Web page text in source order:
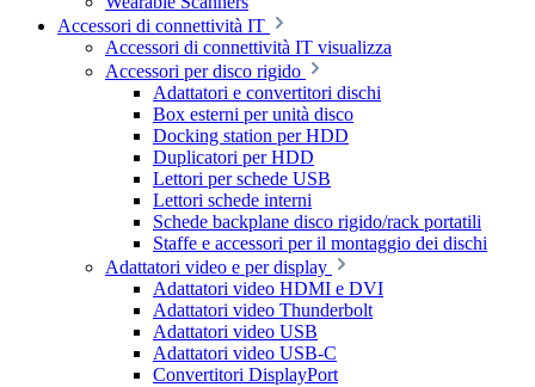
Accessori di connettività IT
Accessori di connettività IT visualizza
Accessori per disco rigido
Adattatori e convertitori dischi
Box esterni per unità disco
Docking station per HDD
Duplicatori per HDD
Lettori per schede USB
Lettori schede interni
Schede backplane disco rigido/rack portatili
Staffe e accessori per il montaggio dei dischi
Adattatori video e per display
Adattatori video HDMI e DVI
Adattatori video Thunderbolt
Adattatori video USB
Adattatori video USB-C
Convertitori DisplayPort